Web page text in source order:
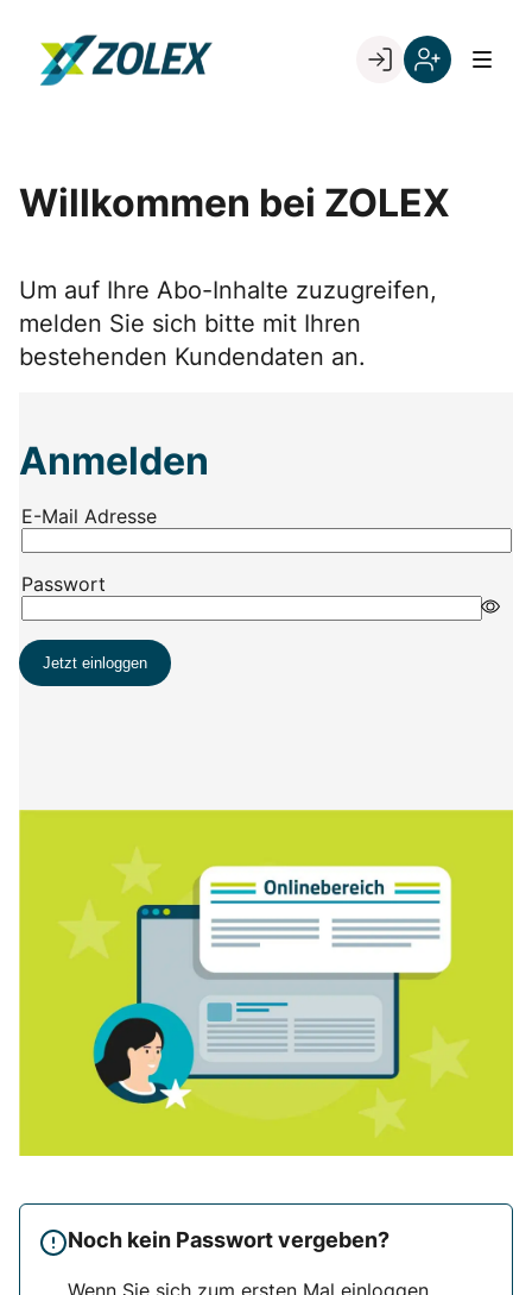
content
Go to landing page.
mit
Ihrer
Willkommen bei ZOLEX
Um auf Ihre Abo-Inhalte zuzugreifen,
melden Sie sich bitte mit Ihren
bestehenden Kundendaten an.
Anmelden
Noch kein Passwort vergeben?
Wenn Sie sich zum ersten Mal einloggen